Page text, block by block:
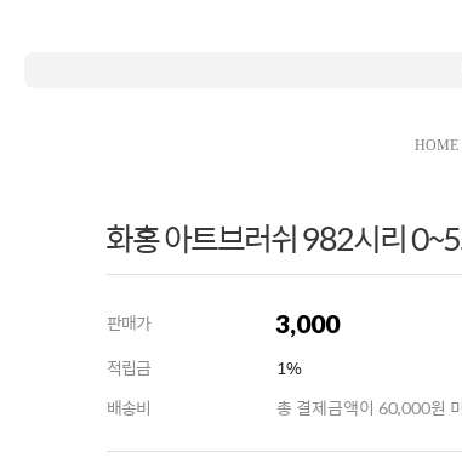
HOME
화홍 아트브러쉬 982시리
판매가 3,000
적립금
1%
배송비
총 결제금액이 60,000원